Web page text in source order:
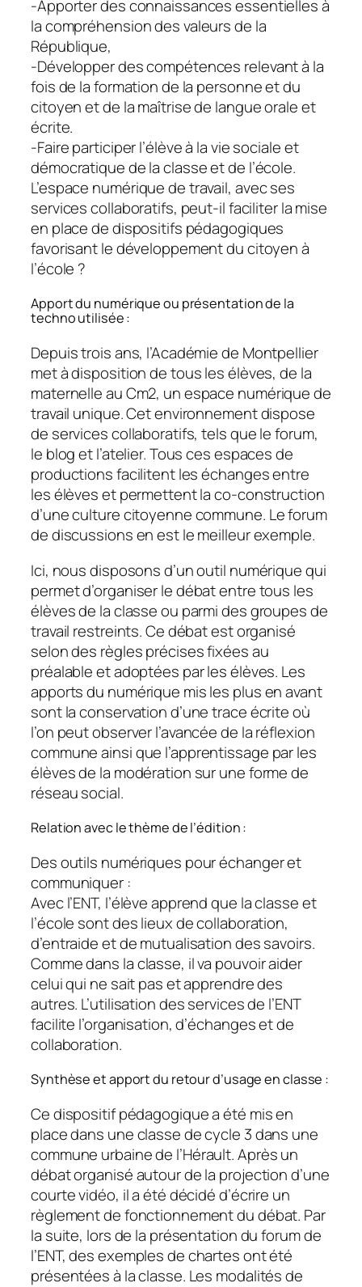
-Apporter des connaissances essentielles à
la compréhension des valeurs de la
République,
-Développer des compétences relevant à la
fois de la formation de la personne et du
citoyen et de la maîtrise de langue orale et
écrite.
-Faire participer l’élève à la vie sociale et
démocratique de la classe et de l’école.
L’espace numérique de travail, avec ses
services collaboratifs, peut-il faciliter la mise
en place de dispositifs pédagogiques
favorisant le développement du citoyen à
l’école ?
Apport du numérique ou présentation de la
techno utilisée :
Depuis trois ans, l’Académie de Montpellier
met à disposition de tous les élèves, de la
maternelle au Cm2, un espace numérique de
travail unique. Cet environnement dispose
de services collaboratifs, tels que le forum,
le blog et l’atelier. Tous ces espaces de
productions facilitent les échanges entre
les élèves et permettent la co-construction
d’une culture citoyenne commune. Le forum
de discussions en est le meilleur exemple.
Ici, nous disposons d’un outil numérique qui
permet d’organiser le débat entre tous les
élèves de la classe ou parmi des groupes de
travail restreints. Ce débat est organisé
selon des règles précises fixées au
préalable et adoptées par les élèves. Les
apports du numérique mis les plus en avant
sont la conservation d’une trace écrite où
l’on peut observer l’avancée de la réflexion
commune ainsi que l’apprentissage par les
élèves de la modération sur une forme de
réseau social.
Relation avec le thème de l’édition :
Des outils numériques pour échanger et
communiquer :
Avec l’ENT, l’élève apprend que la classe et
l’école sont des lieux de collaboration,
d’entraide et de mutualisation des savoirs.
Comme dans la classe, il va pouvoir aider
celui qui ne sait pas et apprendre des
autres. L’utilisation des services de l’ENT
facilite l’organisation, d’échanges et de
collaboration.
Synthèse et apport du retour d’usage en classe :
Ce dispositif pédagogique a été mis en
place dans une classe de cycle 3 dans une
commune urbaine de l’Hérault. Après un
débat organisé autour de la projection d’une
courte vidéo, il a été décidé d’écrire un
règlement de fonctionnement du débat. Par
la suite, lors de la présentation du forum de
l’ENT, des exemples de chartes ont été
présentées à la classe. Les modalités de